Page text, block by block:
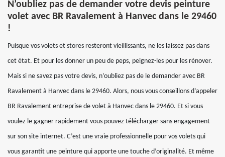
N’oubliez pas de demander votre devis peinture
volet avec BR Ravalement à Hanvec dans le 29460
!
Puisque vos volets et stores resteront vieillissants, ne les laissez pas dans
cet état. Et pour les donner un peu de peps, peignez-les pour les rénover.
Mais si ne savez pas votre devis, n’oubliez pas de le demander avec BR
Ravalement à Hanvec dans le 29460. Alors, nous vous conseillons d’appeler
BR Ravalement entreprise de volet à Hanvec dans le 29460. Et si vous
voulez le gagner rapidement vous pouvez télécharger sans engagement
sur son site internet. C’est une vraie professionnelle pour vos volets qui
vous garantit une peinture qui apporte une touche d’originalité. Et même